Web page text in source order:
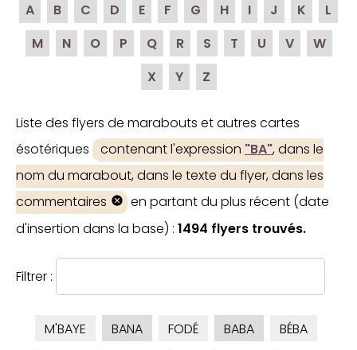
A B C D E F G H I J K
L
M
N O P Q R S T U V
W
X
Y Z
Liste des flyers de marabouts et autres cartes
ésotériques
contenant l'expression "BA", dans le
nom du marabout, dans le texte du flyer, dans les
commentaires
en partant du plus récent (date
d'insertion dans la base) : 1494 flyers trouvés.
Filtrer :
M'BAYE BANA FODÉ BABA
BÉBA